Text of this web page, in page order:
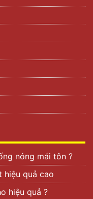
nóng mái tôn ?
hiệu quả cao
hiệu quả ?